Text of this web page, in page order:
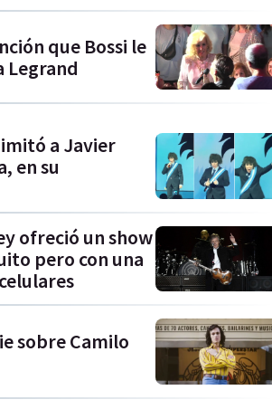
que Bossi le
Legrand
a Javier
en su
ofreció un show
pero con una
sobre Camilo